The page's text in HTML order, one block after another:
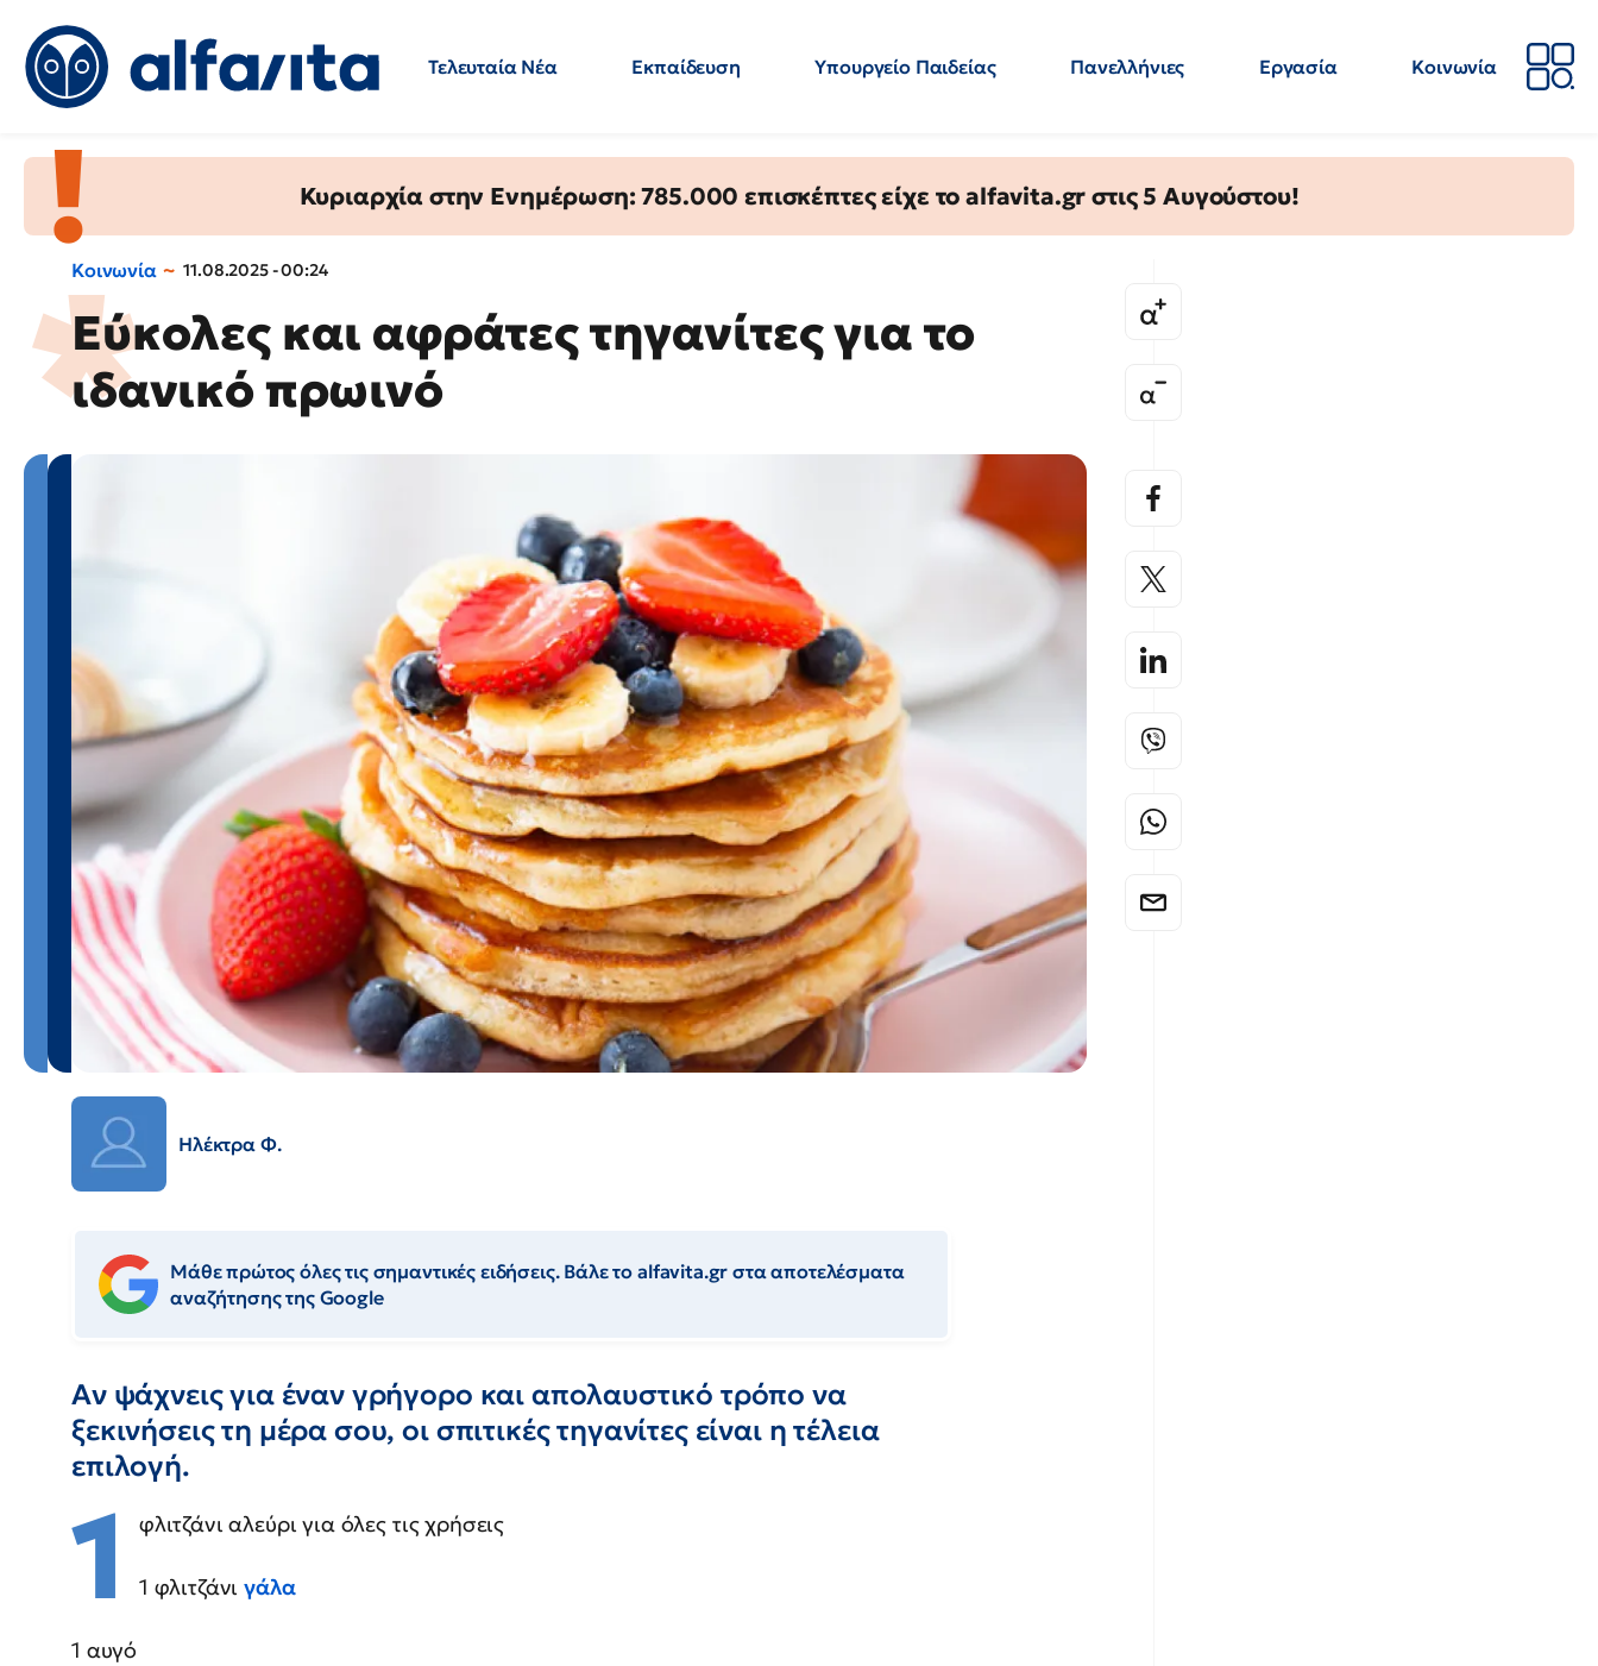
Τελευταία Νέα Εκπαίδευση Υπουργείο Παιδείας Πανελλήνιες Εργασία
Κοινωνία
Κυριαρχία στην Ενημέρωση: 785.000 επισκέπτες είχε το alfavita.gr στις 5 Αυγούστου!
Κοινωνία 11.08.2025 - 00:24
Εύκολες και αφράτες τηγανίτες για το
ιδανικό πρωινό
Ηλέκτρα Φ.
Μάθε πρώτος όλες τις σημαντικές ειδήσεις. Βάλε το alfavita.gr στα αποτελέσματα
αναζήτησης της Google
Αν ψάχνεις για έναν γρήγορο και απολαυστικό τρόπο να
ξεκινήσεις τη μέρα σου, οι σπιτικές τηγανίτες είναι η τέλεια
επιλογή.
1 φλιτζάνι αλεύρι για όλες τις χρήσεις
1 φλιτζάνιγάλα
1 αυγό